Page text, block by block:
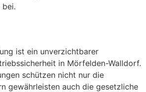
bei.
ist ein unverzichtbarer
in Mörfelden-Walldorf.
schützen nicht nur die
gewährleisten auch die gesetzliche